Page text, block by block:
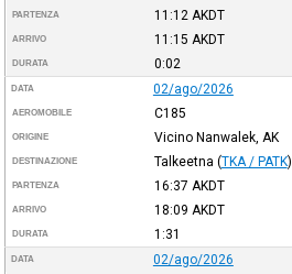
PARTENZA 11:12 AKDT
ARRIVO 11:15 AKDT
DURATA 0:02
DATA 02/ago/2026
AEROMOBILE C185
ORIGINE Vicino Nanwalek, AK
DESTINAZIONE Talkeetna (TKA / PATK)
PARTENZA 16:37 AKDT
ARRIVO 18:09 AKDT
DURATA 1:31
DATA 02/ago/2026